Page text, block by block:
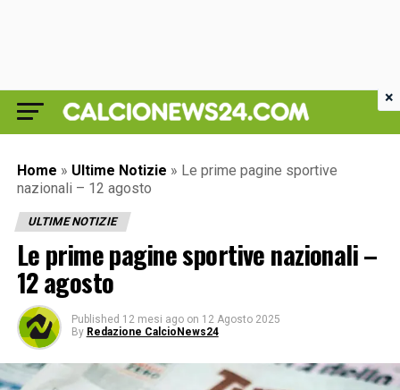
Home » Ultime Notizie » Le prime pagine sportive
nazionali – 12 agosto
ULTIME NOTIZIE
Le prime pagine sportive nazionali –
12 agosto
Published 12 mesi ago on 12 Agosto 2025
By Redazione CalcioNews24
×